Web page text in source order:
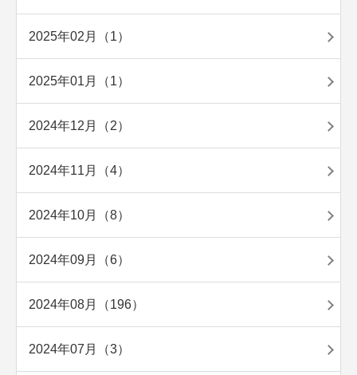
2025年02月（1）
2025年01月（1）
2024年12月（2）
2024年11月（4）
2024年10月（8）
2024年09月（6）
2024年08月（196）
2024年07月（3）